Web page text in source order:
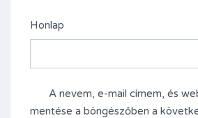
Honlap
A nevem, e-mail címem, és
mentése a böngészőben a